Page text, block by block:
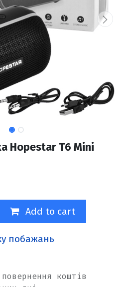
Hopestar T6 Mini
Add to cart
побажань
коштів